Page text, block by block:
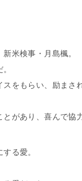
米検事・月島楓。
をもらい、励まさ
があり、喜んで協
る愛。